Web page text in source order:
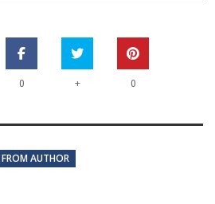
0 + 0
AUTHOR